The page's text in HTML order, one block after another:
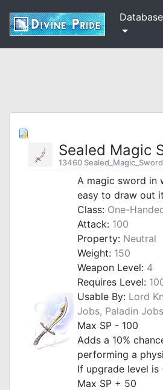
Database
Sealed Magic
13460
A magic sword in
easy to draw out
Class: One-
Attack: 100
Property: Neutral
Weight: 150
Weapon Level: 4
Requires Level:
Usable By: Lord
Jobs, Paladin
Max SP - 100
Adds a 10%
performing a
If upgrade level is
Max SP + 50